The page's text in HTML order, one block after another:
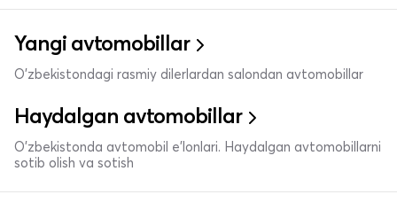
Yangi avtomobillar
O'zbekistondagi rasmiy dilerlardan salondan avtomobillar
Haydalgan avtomobillar
O'zbekistonda avtomobil e’lonlari. Haydalgan avtomobillarni
sotib olish va sotish